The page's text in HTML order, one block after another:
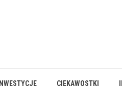
INWESTYCJE CIEKAWOSTKI